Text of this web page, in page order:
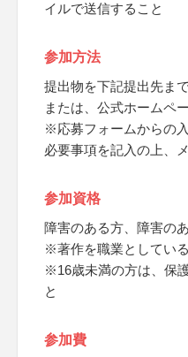
イルで送信すること
参加方法
提出物を下記提出先ま
または、公式ホームペ
※応募フォームからの
必要事項を記入の上、
参加資格
障害のある方、障害の
※著作を職業としてい
※16歳未満の方は、保
と
参加費